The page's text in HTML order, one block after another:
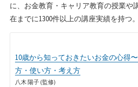
に、お金教育・キャリア教育の授業や
在までに1300件以上の講座実績を持つ。
10歳から知っておきたいお金の心得
方・使い方・考え方
八木 陽子 (監修)